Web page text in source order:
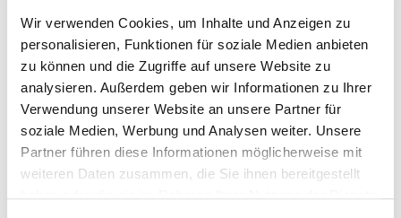
Wir verwenden Cookies, um Inhalte und Anzeigen zu
personalisieren, Funktionen für soziale Medien anbieten
zu können und die Zugriffe auf unsere Website zu
analysieren. Außerdem geben wir Informationen zu Ihrer
Verwendung unserer Website an unsere Partner für
soziale Medien, Werbung und Analysen weiter. Unsere
Partner führen diese Informationen möglicherweise mit
weiteren Daten zusammen, die Sie ihnen bereitgestellt
Schadensfall Ärger mit der Versicherung zu
vermeiden. Auch viele Sanitärfachbetriebe bieten
Wartungsverträge an.
Richtige Versicherung
Rückstauschäden an privaten Häusern sind nicht
automatisch über die Hausrat- und